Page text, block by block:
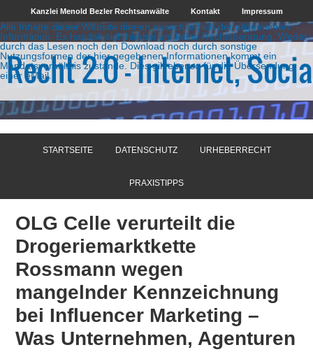
Kanzlei Menold Bezler Rechtsanwälte Kontakt Impressum
Alle Inhalte dieser Website dienen ausschließlich der allgemeinen
Information. Es handelt sich hierbei um keine Rechtsberatung. Weder
durch das Lesen noch den Download noch durch sonstige
Nutzungsformen der hier gegebenen Informationen kommt ein
Mandatsverhältnis zustande. Dies gilt ebenso für die Übersendung
einer eMail.
STARTSEITE DATENSCHUTZ URHEBERRECHT
PRAXISTIPPS
OLG Celle verurteilt die
Drogeriemarktkette
Rossmann wegen
mangelnder Kennzeichnung
bei Influencer Marketing –
Was Unternehmen, Agenturen